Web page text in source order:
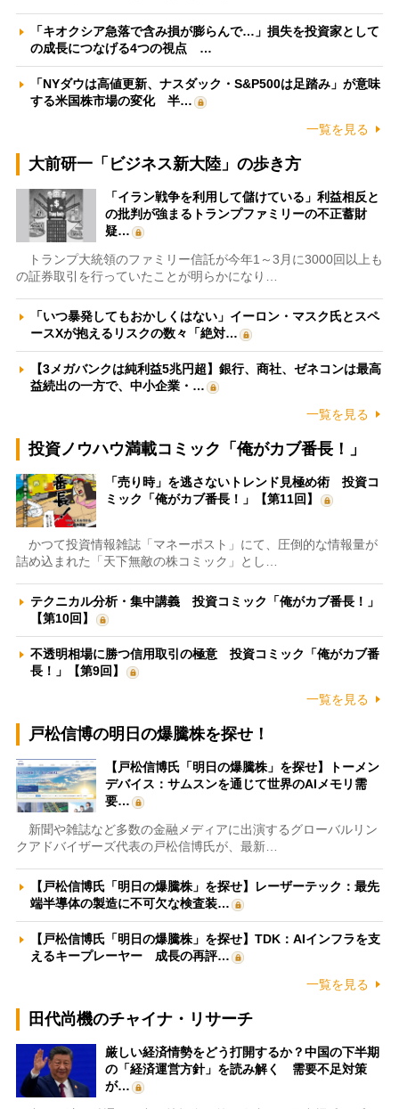
「キオクシア急落で含み損が膨らんで…」損失を投資家として
の成長につなげる4つの視点 …
「NYダウは高値更新、ナスダック・S&P500は足踏み」が意味
する米国株市場の変化 半…
一覧を見る
大前研一「ビジネス新大陸」の歩き方
「イラン戦争を利用して儲けている」利益相反と
の批判が強まるトランプファミリーの不正蓄財
疑…
トランプ大統領のファミリー信託が今年1～3月に3000回以上も
の証券取引を行っていたことが明らかになり…
「いつ暴発してもおかしくはない」イーロン・マスク氏とスペ
ースXが抱えるリスクの数々「絶対…
【3メガバンクは純利益5兆円超】銀行、商社、ゼネコンは最高
益続出の一方で、中小企業・…
一覧を見る
投資ノウハウ満載コミック「俺がカブ番長！」
「売り時」を逃さないトレンド見極め術 投資コ
ミック「俺がカブ番長！」【第11回】
かつて投資情報雑誌「マネーポスト」にて、圧倒的な情報量が
詰め込まれた「天下無敵の株コミック」とし…
テクニカル分析・集中講義 投資コミック「俺がカブ番長！」
【第10回】
不透明相場に勝つ信用取引の極意 投資コミック「俺がカブ番
長！」【第9回】
一覧を見る
戸松信博の明日の爆騰株を探せ！
【戸松信博氏「明日の爆騰株」を探せ】トーメン
デバイス：サムスンを通じて世界のAIメモリ需
要…
新聞や雑誌など多数の金融メディアに出演するグローバルリン
クアドバイザーズ代表の戸松信博氏が、最新…
【戸松信博氏「明日の爆騰株」を探せ】レーザーテック：最先
端半導体の製造に不可欠な検査装…
【戸松信博氏「明日の爆騰株」を探せ】TDK：AIインフラを支
えるキープレーヤー 成長の再評…
一覧を見る
田代尚機のチャイナ・リサーチ
厳しい経済情勢をどう打開するか？中国の下半期
の「経済運営方針」を読み解く 需要不足対策
が…